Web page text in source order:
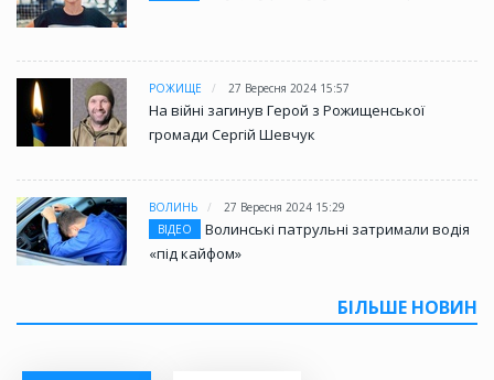
РОЖИЩЕ 27 Вересня 2024 15:57
На війні загинув Герой з Рожищенської
громади Сергій Шевчук
ВОЛИНЬ
27 Вересня 2024 15:29
ВІДЕО
Волинські патрульні затримали водія
«під кайфом»
БІЛЬШЕ НОВИН